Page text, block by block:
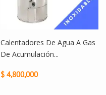
Calentadores De Agua A Gas
De Acumulación...
$ 4,800,000